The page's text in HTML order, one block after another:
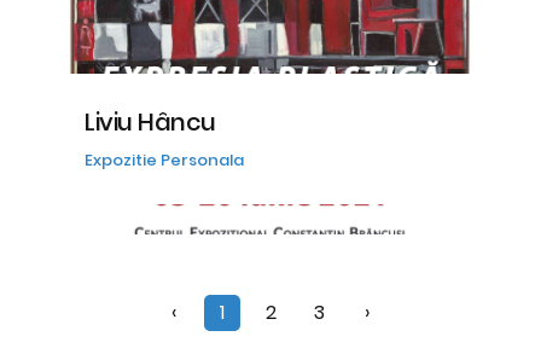
Liviu Hâncu
Expozitie Personala
‹ 1 2 3 ›